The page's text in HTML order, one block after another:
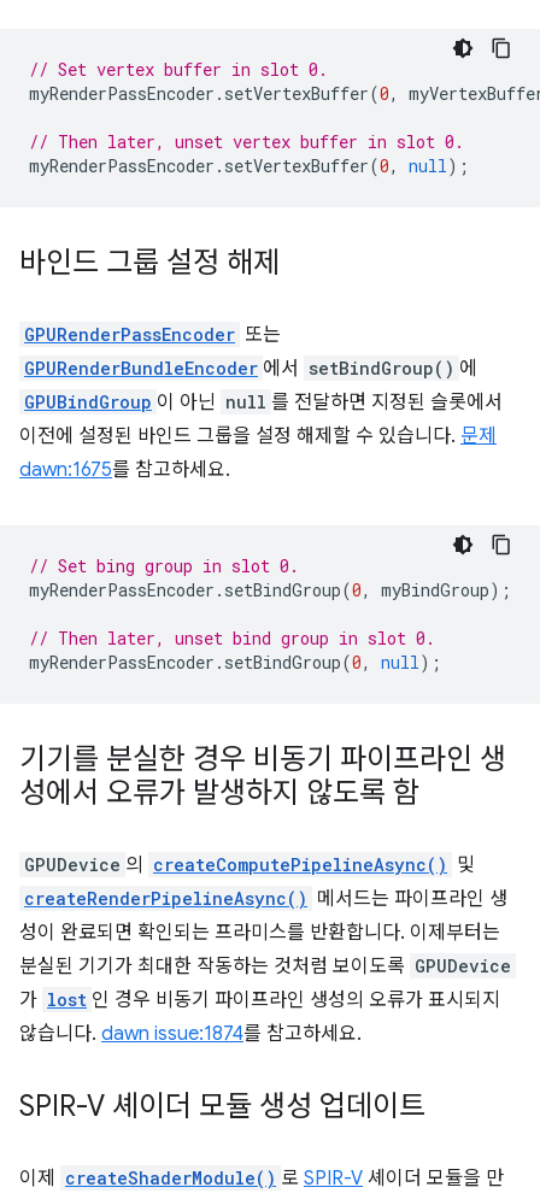
// Set vertex buffer in slot 0.
myRenderPassEncoder . setVertexBuffer(0,
// Then later, unset vertex buffer in slot 0.
myRenderPassEncoder . setVertexBuffer(0, null);
바인드 그룹 설정 해제
GPURenderPassEncoder 또는
GPURenderBundleEncoder 에서 setBindGroup() 에
GPUBindGroup 이 아닌 null 를 전달하면 지정된 슬롯에서
이전에 설정된 바인드 그룹을 설정 해제할 수 있습니다. 문제
dawn:1675를 참고하세요.
// Set bing group in slot 0.
myRenderPassEncoder . setBindGroup(0, myBindGroup);
// Then later, unset bind group in slot 0.
myRenderPassEncoder . setBindGroup(0, null);
기기를 분실한 경우 비동기 파이프라인 생
성에서 오류가 발생하지 않도록 함
GPUDevice 의 createComputePipelineAsync() 및
createRenderPipelineAsync() 메서드는 파이프라인 생
성이 완료되면 확인되는 프라미스를 반환합니다. 이제부터는
분실된 기기가 최대한 작동하는 것처럼 보이도록 GPUDevice
가 lost 인 경우 비동기 파이프라인 생성의 오류가 표시되지
않습니다. dawn issue:1874를 참고하세요.
SPIR-V 셰이더 모듈 생성 업데이트
이제 createShaderModule() 로 SPIR-V 셰이더 모듈을 만